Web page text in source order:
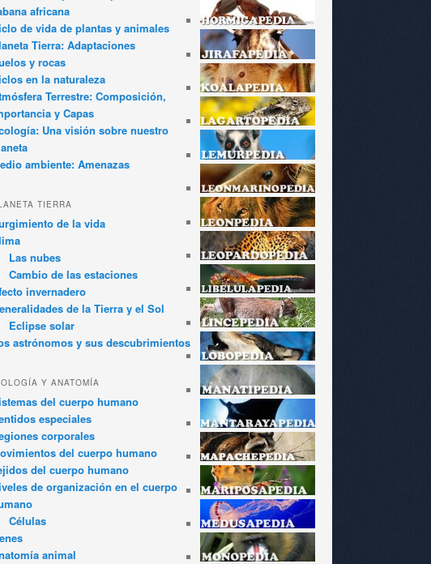
africana
de vida de plantas y animales
Tierra: Adaptaciones
y rocas
en la naturaleza
Terrestre: Composición,
y Capas
Una visión sobre nuestro
ambiente: Amenazas
TIERRA
de la vida
Las nubes
Cambio de las estaciones
invernadero
de la Tierra y el Sol
Eclipse solar
astrónomos y sus descubrimientos
Y ANATOMÍA
del cuerpo humano
especiales
corporales
del cuerpo humano
del cuerpo humano
de organización en el cuerpo
Células
animal